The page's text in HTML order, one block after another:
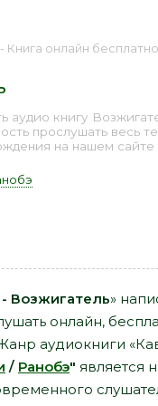
Книга онлайн бесплатно
книгу
прослушать весь
на нашем сайте
- Возжигатель»
онлайн,
аудиокниги
/ Ранобэ" является